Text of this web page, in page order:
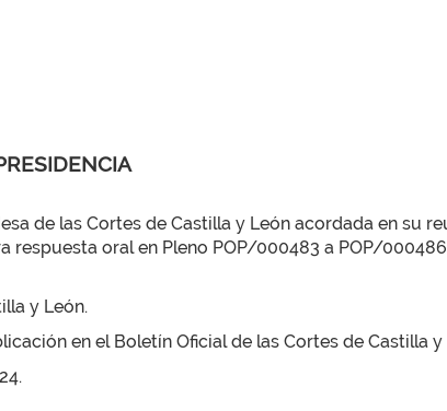
de las Cortes de Castilla y León acordada en su
oral en Pleno POP/000483 a POP/
y León.
en el Boletín Oficial de las Cortes de Castilla y